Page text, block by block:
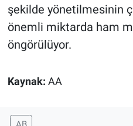
şekilde yönetilmesinin
önemli miktarda ham
öngörülüyor.
Kaynak: AA